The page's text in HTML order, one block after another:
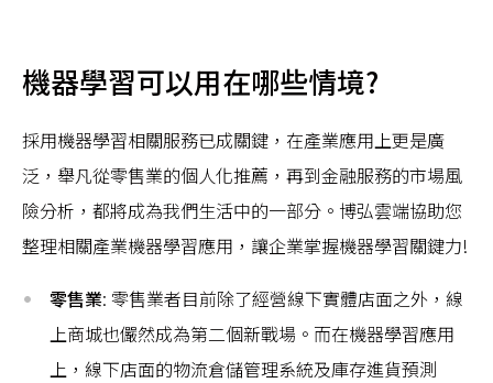
機器學習可以用在哪些情境?
採用機器學習相關服務已成關鍵，在產業應用上更是廣
泛，舉凡從零售業的個人化推薦，再到金融服務的市場風
險分析，都將成為我們生活中的一部分。博弘雲端協助您
整理相關產業機器學習應用，讓企業掌握機器學習關鍵力!
零售業: 零售業者目前除了經營線下實體店面之外，線
上商城也儼然成為第二個新戰場。而在機器學習應用
上，線下店面的物流倉儲管理系統及庫存進貨預測